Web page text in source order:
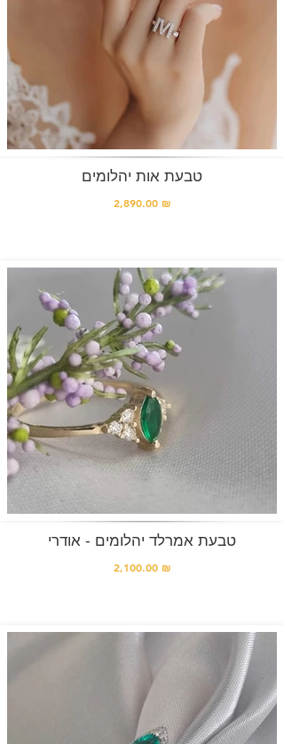
טבעת אות יהלומים
2,890.00 ₪
טבעת אמרלד יהלומים - אודרי
2,100.00 ₪